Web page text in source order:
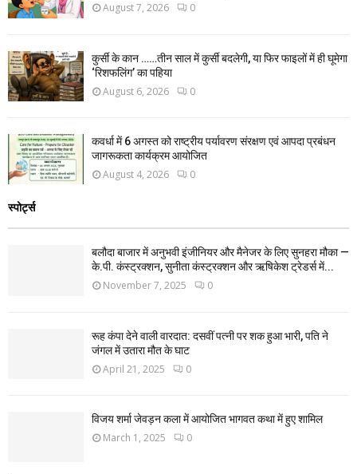
August 7, 2026 0
कुर्सी के कान ……तीन साल में कुर्सी बदलेगी, या फिर फाइलों में ही घूमेगा
‘रिशफलिंग’ का पहिया
August 6, 2026 0
कवर्धा में 6 अगस्त को राष्ट्रीय पर्यावरण संरक्षण एवं आपदा प्रबंधन
जागरूकता कार्यक्रम आयोजित
August 4, 2026 0
स्पोर्ट्स
बलौदा बाजार में अनुभवी इंजीनियर और मैनेजर के लिए सुनहरा मौका —
के.पी. कंस्ट्रक्शन, सुनीता कंस्ट्रक्शन और ऋषिकेश ट्रेडर्स में...
November 7, 2025 0
रूह कंपा देने वाली वारदात: दसवीं पत्नी पर शक हुआ भारी, पति ने
जंगल में उतारा मौत के घाट
April 21, 2025 0
विजय शर्मा जेवड़न कला में आयोजित भागवत कथा में हुए शामिल
March 1, 2025 0